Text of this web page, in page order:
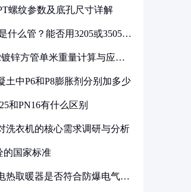
螺纹参数及底孔尺寸详解
什么管？能否用3205或3505代
镀锌方管单米重量计算与应用
土中P6和P8膨胀剂分别加多少
和PN16有什么区别
洗衣机的核心需求调研与分析
的国家标准
热取暖器是否符合防爆电气设